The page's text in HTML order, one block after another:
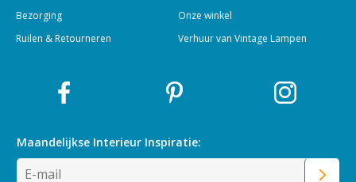
Bezorging
Ruilen & Retourneren
Onze winkel
Verhuur van Vintage Lampen
Maandelijkse Interieur Inspiratie: